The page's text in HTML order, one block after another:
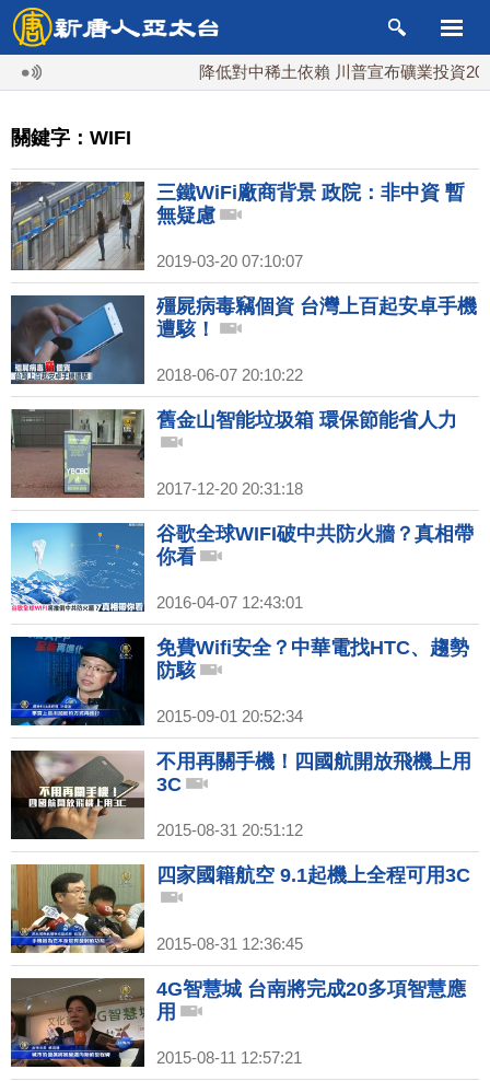
降低對中稀土依賴 川普宣布礦業投資20億
關鍵字：WIFI
三鐵WiFi廠商背景 政院：非中資 暫
無疑慮
2019-03-20 07:10:07
殭屍病毒竊個資 台灣上百起安卓手機
遭駭！
2018-06-07 20:10:22
舊金山智能垃圾箱 環保節能省人力
2017-12-20 20:31:18
谷歌全球WIFI破中共防火牆？真相帶
你看
2016-04-07 12:43:01
免費Wifi安全？中華電找HTC、趨勢
防駭
2015-09-01 20:52:34
不用再關手機！四國航開放飛機上用
3C
2015-08-31 20:51:12
四家國籍航空 9.1起機上全程可用3C
2015-08-31 12:36:45
4G智慧城 台南將完成20多項智慧應
用
2015-08-11 12:57:21